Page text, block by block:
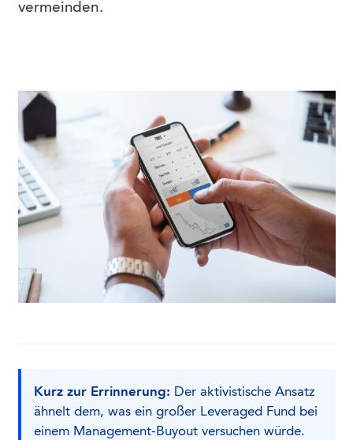
vermeinden.
Kurz zur Errinnerung: Der aktivistische Ansatz
ähnelt dem, was ein großer Leveraged Fund bei
einem Management-Buyout versuchen würde.